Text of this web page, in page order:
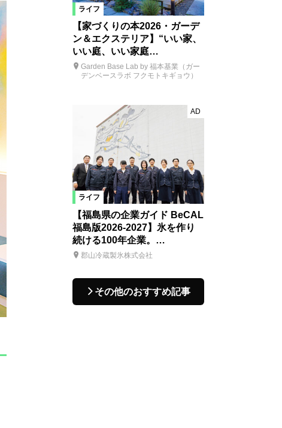
ライフ
【家づくりの本2026・ガーデ
ン＆エクステリア】“いい家、
いい庭、いい家庭…
Garden Base Lab by 福本基業（ガー
デンベースラボ フクモトキギョウ）
ライフ
AD
【福島県の企業ガイド BeCAL
福島版2026-2027】氷を作り
続ける100年企業。…
郡山冷蔵製氷株式会社
その他のおすすめ記事